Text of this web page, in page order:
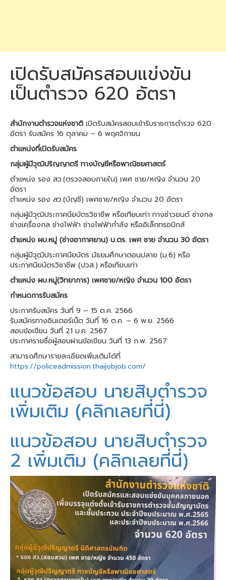
เปิดรับสมัครสอบแข่งขัน
เป็นตำรวจ 620 อัตรา
สำนักงานตำรวจแห่งชาติ เปิดรับสมัครสอบเข้ารับราชการตำรวจ 620
อัตรา รับสมัคร 16 ตุลาคม – 6 พฤศจิกายน
ตำแหน่งที่เปิดรับสมัคร
กลุ่มผู้มีวุฒิปริญญาตรี ทางบัญชีหรือพาณิชยศาสตร์
ตำแหน่ง รอง สว.(ตรวจสอบภายใน) เพศ ชาย/หญิง จำนวน 20
อัตรา
ตำแหน่ง รอง สว.(บัญชี) เพศชาย/หญิง จำนวน 20 อัตรา
กลุ่มผู้มีวุฒิประกาศนียบัตรวิชาชีพ หรือเทียบเท่า ทางช่าวยนต์ ช่างกล
ช่างเครื่องกล ช่างไฟฟ้า ช่างไฟฟ้ากำลัง หรืออิเล็กทรอนิกส์
ตำแหน่ง ผบ.หมู่ (ช่างอากาศยาน) บ.ตร. เพศ ชาย จำนวน 30 อัตรา
กลุ่มผู้มีวุฒิประกาศนียบัตร มัธยมศึกษาตอนปลาย (ม.6) หรือ
ประกาศนียบัตรวิชาชีพ (ปวส.) หรือเทียบเท่า
ตำแหน่ง ผบ.หมู่(วิทยาการ) เพศชาย/หญิง จำนวน 100 อัตรา
กำหนดการรับสมัคร
ประกาศรับสมัคร วันที่ 9 – 15 ต.ค. 2566
รับสมัครทางอินเตอร์เน็ต วันที่ 16 ต.ค. – 6 พ.ย. 2566
สอบข้อเขียน วันที่ 21 ม.ค. 2567
ประกาศรายชื่อผู้สอบผ่านข้อเขียน วันที่ 13 ก.พ. 2567
สามารถศึกษารายละเอียดเพิ่มเติมได้ที่
https://policeadmission.thaijobjob.com/
แนวข้อสอบ นายสิบตำรวจ
เพิ่มเติม (คลิกเลยที่นี่)
แนวข้อสอบ นายสิบตำรวจ
2 เพิ่มเติม (คลิกเลยที่นี่)